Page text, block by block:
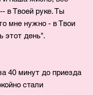
в Твоей руке. Ты
мне нужно - в Твои
этот день".
40 минут до приезда
стали